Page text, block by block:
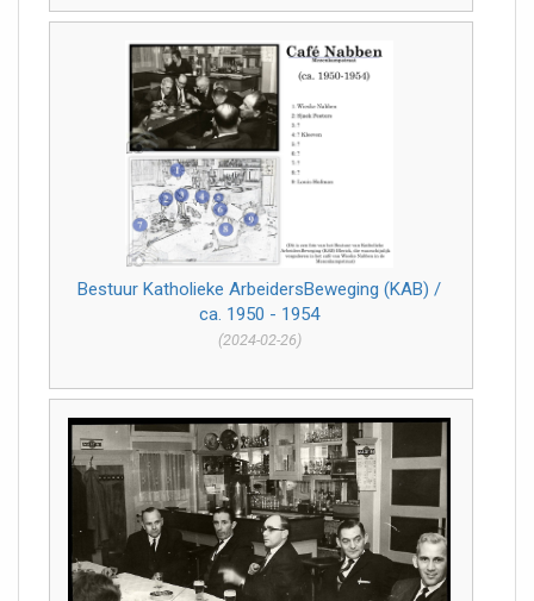
Bestuur Katholieke ArbeidersBeweging (KAB) /
ca. 1950 - 1954
(2024-02-26)